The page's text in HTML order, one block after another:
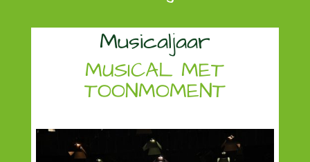
Musicaljaar
MUSICAL MET
TOONMOMENT